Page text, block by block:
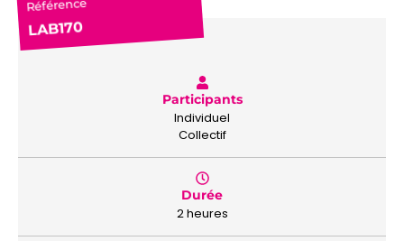
Référence
LAB170
Participants
Individuel
Collectif
Durée
2 heures